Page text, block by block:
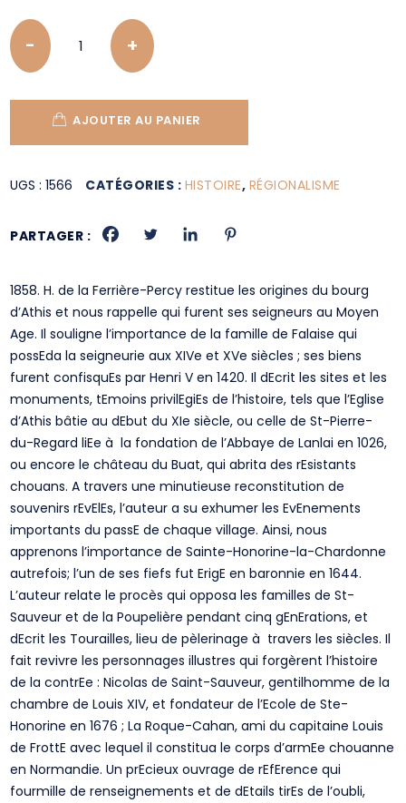
Quantity
AJOUTER AU PANIER
UGS :1566 CATÉGORIES : HISTOIRE, RÉGIONALISME
PARTAGER :
1858. H. de la Ferrière-Percy restitue les origines du bourg
d’Athis et nous rappelle qui furent ses seigneurs au Moyen
Age. Il souligne l’importance de la famille de Falaise qui
possEda la seigneurie aux XIVe et XVe siècles ; ses biens
furent confisquEs par Henri V en 1420. Il dEcrit les sites et les
monuments, tEmoins privilEgiEs de l’histoire, tels que l’Eglise
d’Athis bâtie au dEbut du XIe siècle, ou celle de St-Pierre-
du-Regard liEe à la fondation de l’Abbaye de Lanlai en 1026,
ou encore le château du Buat, qui abrita des rEsistants
chouans. A travers une minutieuse reconstitution de
souvenirs rEvElEs, l’auteur a su exhumer les EvEnements
importants du passE de chaque village. Ainsi, nous
apprenons l’importance de Sainte-Honorine-la-Chardonne
autrefois; l’un de ses fiefs fut ErigE en baronnie en 1644.
L’auteur relate le procès qui opposa les familles de St-
Sauveur et de la Poupelière pendant cinq gEnErations, et
dEcrit les Tourailles, lieu de pèlerinage à travers les siècles. Il
fait revivre les personnages illustres qui forgèrent l’histoire
de la contrEe : Nicolas de Saint-Sauveur, gentilhomme de la
chambre de Louis XIV, et fondateur de l’Ecole de Ste-
Honorine en 1676 ; La Roque-Cahan, ami du capitaine Louis
de FrottE avec lequel il constitua le corps d’armEe chouanne
en Normandie. Un prEcieux ouvrage de rEfErence qui
fourmille de renseignements et de dEtails tirEs de l’oubli,